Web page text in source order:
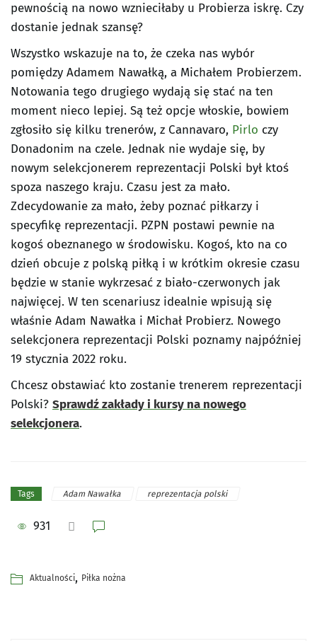
pewnością na nowo wznieciłaby u Probierza iskrę. Czy
dostanie jednak szansę?
Wszystko wskazuje na to, że czeka nas wybór
pomiędzy Adamem Nawałką, a Michałem Probierzem.
Notowania tego drugiego wydają się stać na ten
moment nieco lepiej. Są też opcje włoskie, bowiem
zgłosiło się kilku trenerów, z Cannavaro, Pirlo czy
Donadonim na czele. Jednak nie wydaje się, by
nowym selekcjonerem reprezentacji Polski był ktoś
spoza naszego kraju. Czasu jest za mało.
Zdecydowanie za mało, żeby poznać piłkarzy i
specyfikę reprezentacji. PZPN postawi pewnie na
kogoś obeznanego w środowisku. Kogoś, kto na co
dzień obcuje z polską piłką i w krótkim okresie czasu
będzie w stanie wykrzesać z biało-czerwonych jak
najwięcej. W ten scenariusz idealnie wpisują się
właśnie Adam Nawałka i Michał Probierz. Nowego
selekcjonera reprezentacji Polski poznamy najpóźniej
19 stycznia 2022 roku.
Chcesz obstawiać kto zostanie trenerem reprezentacji
Polski? Sprawdź zakłady i kursy na nowego
selekcjonera.
Tags Adam Nawałka reprezentacja polski
931
Aktualności, Piłka nożna